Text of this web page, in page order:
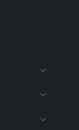


